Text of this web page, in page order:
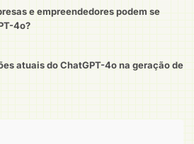
e empreendedores podem se
4o?
atuais do ChatGPT-4o na geração de